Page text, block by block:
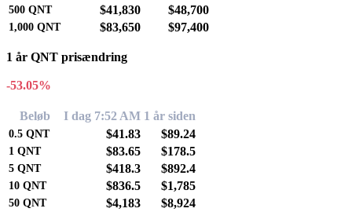
500 QNT $41,830 $48,700
1,000 QNT $83,650 $97,400
1 år QNT prisændring
-53.05%
Beløb I dag 7:52 AM 1 år siden
0.5 QNT $41.83 $89.24
1 QNT $83.65 $178.5
5 QNT $418.3 $892.4
10 QNT $836.5 $1,785
50 QNT $4,183 $8,924